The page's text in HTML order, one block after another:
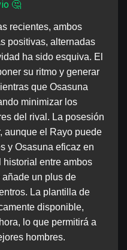
🤔
recientes, ambos
positivas, alternadas
ha sido esquiva. El
su ritmo y generar
que Osasuna
minimizar los
del rival. La posesión
aunque el Rayo puede
y Osasuna eficaz en
historial entre ambos
un plus de
La plantilla de
disponible,
lo que permitirá a
hombres.